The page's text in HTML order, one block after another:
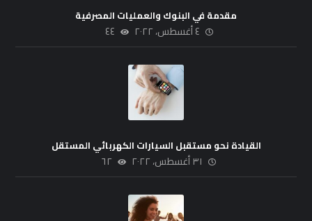
مقدمة في البنوك والعمليات المصرفية
٤ أغسطس، ٢٠٢٢ ٤٤
القيادة نحو مستقبل السيارات الكهربائي المستقل
٣١ أغسطس، ٢٠٢٢ ٦٢